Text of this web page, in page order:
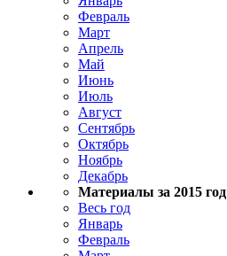
Февраль
Март
Апрель
Май
Июнь
Июль
Август
Сентябрь
Октябрь
Ноябрь
Декабрь
Материалы за 2015 год
Весь год
Январь
Февраль